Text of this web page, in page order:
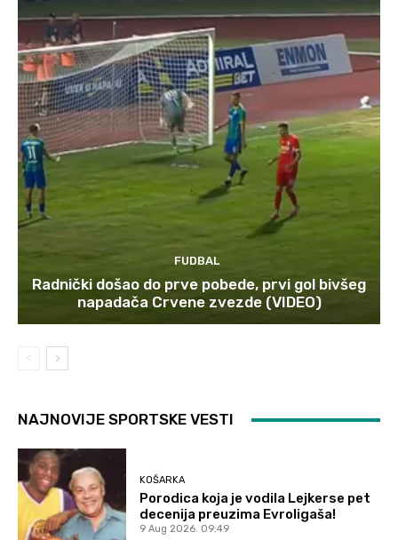
FUDBAL
Radnički došao do prve pobede, prvi gol bivšeg
napadača Crvene zvezde (VIDEO)
NAJNOVIJE SPORTSKE VESTI
KOŠARKA
Porodica koja je vodila Lejkerse pet
decenija preuzima Evroligaša!
9 Aug 2026. 09:49